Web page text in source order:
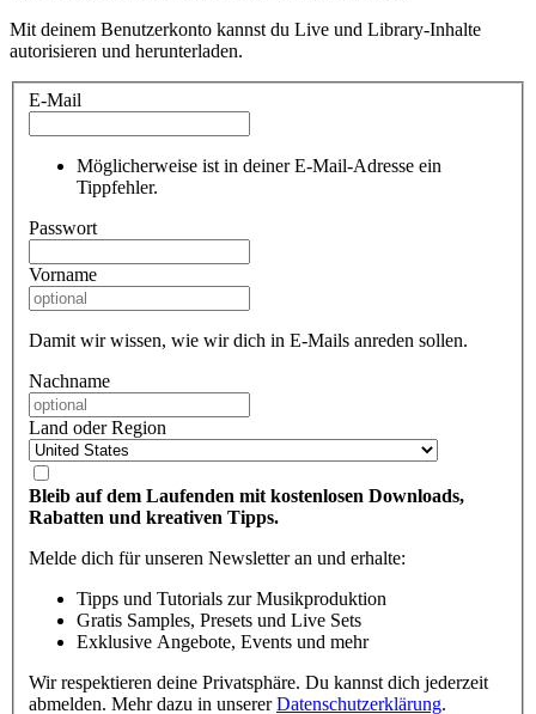
Mit deinem Benutzerkonto kannst du Live und Library-Inhalte
autorisieren und herunterladen.
E-Mail
Möglicherweise ist in deiner E-Mail-Adresse ein
Tippfehler.
Passwort
Vorname
Damit wir wissen, wie wir dich in E-Mails anreden sollen.
Nachname
Land oder Region
Bleib auf dem Laufenden mit kostenlosen Downloads,
Rabatten und kreativen Tipps.
Melde dich für unseren Newsletter an und erhalte:
Tipps und Tutorials zur Musikproduktion
Gratis Samples, Presets und Live Sets
Exklusive Angebote, Events und mehr
Wir respektieren deine Privatsphäre. Du kannst dich jederzeit
abmelden. Mehr dazu in unsererDatenschutzerklärung.